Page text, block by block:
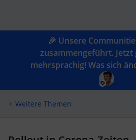
🎉 Unsere
zusammengeführt.
mehrsprachig! Was sich
Weitere Themen